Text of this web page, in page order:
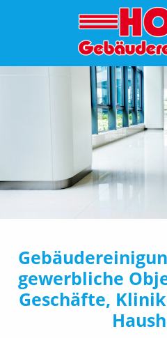
gewerbliche
Geschäfte,